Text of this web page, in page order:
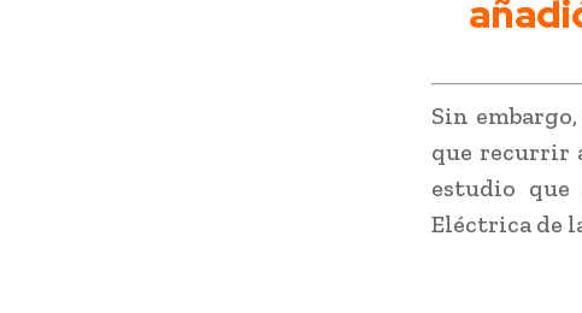
Sin
que recurrir
estudio
Eléctrica de